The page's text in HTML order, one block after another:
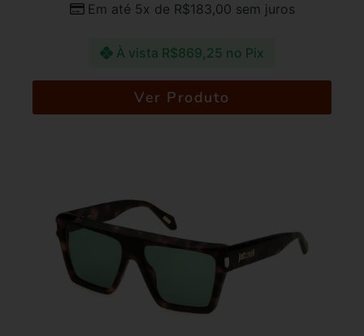
Em até 5x de R$183,00 sem juros
À vista R$869,25 no Pix
Ver Produto